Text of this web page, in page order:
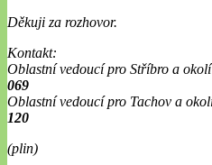
Děkuji za rozhovor.
Kontakt:
Oblastní vedoucí pro Stříbro a
069
Oblastní vedoucí pro Tachov a
120
(plin)